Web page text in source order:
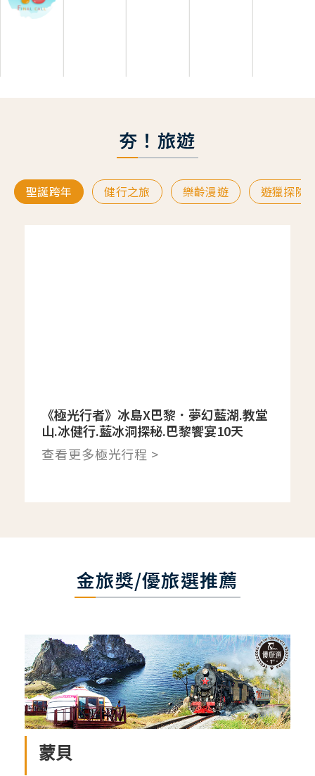
夯！旅遊
聖誕跨年 健行之旅 樂齡漫遊 遊獵探險
《極光行者》冰島X巴黎．夢幻藍湖.教堂
山.冰健行.藍冰洞探秘.巴黎饗宴10天
查看更多極光行程 >
金旅獎/優旅選推薦
蒙貝